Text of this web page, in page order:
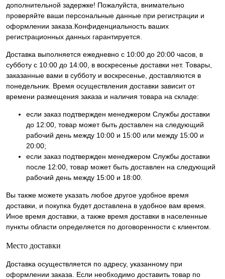
дополнительной задержке! Пожалуйста, внимательно
проверяйте ваши персональные данные при регистрации и
оформлении заказа.Конфиденциальность ваших
регистрационных данных гарантируется.
Доставка выполняется ежедневно с 10:00 до 20:00 часов, в
субботу с 10:00 до 14:00, в воскресенье доставки нет. Товары,
заказанные вами в субботу и воскресенье, доставляются в
понедельник. Время осуществления доставки зависит от
времени размещения заказа и наличия товара на складе:
если заказ подтвержден менеджером Службы доставки
до 12:00, товар может быть доставлен на следующий
рабочий день между 10:00 и 15:00 или между 15:00 и
20:00;
если заказ подтвержден менеджером Службы доставки
после 12:00, товар может быть доставлен на следующий
рабочий день между 15:00 и 18:00.
Вы также можете указать любое другое удобное время
доставки, и покупка будет доставлена в удобное вам время.
Иное время доставки, а также время доставки в населенные
пункты области определяется по договоренности с клиентом.
Место доставки
Доставка осуществляется по адресу, указанному при
оформлении заказа. Если необходимо доставить товар по